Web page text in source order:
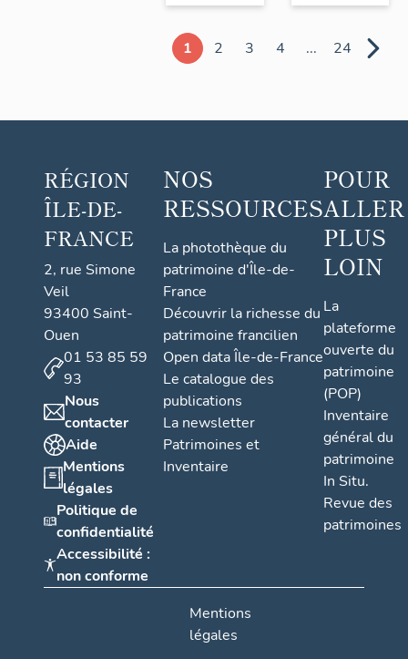
1 2 3 4 ... 24
RÉGION
ÎLE-DE-
FRANCE
2, rue Simone
Veil
93400 Saint-
Ouen
01 53 85 59
93
Nous
contacter
Aide
Mentions
légales
Politique de
confidentialité
Accessibilité :
non conforme
NOS
RESSOURCES
La photothèque du
patrimoine d'Île-de-
France
Découvrir la richesse du
patrimoine francilien
Open data Île-de-France
Le catalogue des
publications
La newsletter
Patrimoines et
Inventaire
POUR
ALLER
PLUS
LOIN
La
plateforme
ouverte du
patrimoine
(POP)
Inventaire
général du
patrimoine
In Situ.
Revue des
patrimoines
Mentions
légales